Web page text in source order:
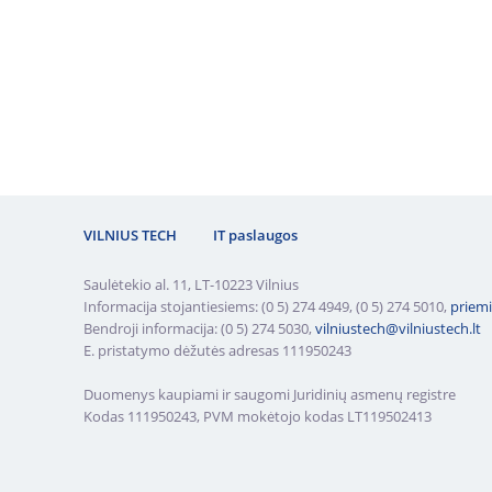
VILNIUS TECH IT paslaugos
Saulėtekio al. 11, LT-10223 Vilnius
Informacija stojantiesiems: (0 5) 274 4949, (0 5) 274 5010,
Bendroji informacija: (0 5) 274 5030, vilniustech@vilniustech.lt
E. pristatymo dėžutės adresas 111950243
Duomenys kaupiami ir saugomi Juridinių asmenų registre
Kodas 111950243, PVM mokėtojo kodas LT119502413